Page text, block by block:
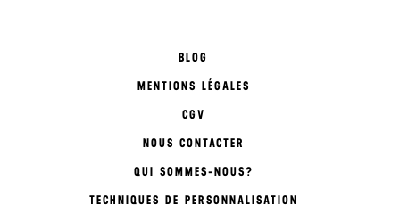
BLOG
MENTIONS LÉGALES
CGV
NOUS CONTACTER
QUI SOMMES-NOUS?
TECHNIQUES DE PERSONNALISATION